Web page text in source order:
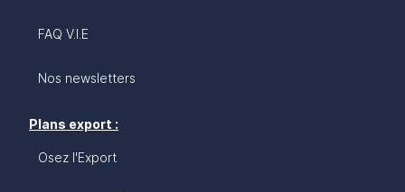
FAQ V.I.E
Nos newsletters
Plans export :
Osez l'Export